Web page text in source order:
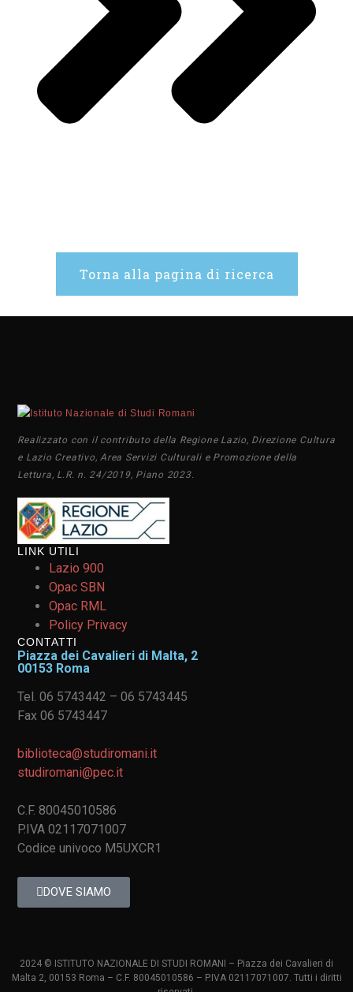
Torna alla pagina di ricerca
Realizzato con il contributo della Regione Lazio, Direzione Cultura
e Lazio Creativo, Area Servizi Culturali e Promozione della
Lettura, L.R. n. 24/2019, Piano 2023.
LINK UTILI
Lazio 900
Opac SBN
Opac RML
Policy Privacy
CONTATTI
Piazza dei Cavalieri di Malta, 2
00153 Roma
Tel. 06 5743442 – 06 5743445
Fax 06 5743447
biblioteca@studiromani.it
studiromani@pec.it
C.F. 80045010586
P.IVA 02117071007
Codice univoco M5UXCR1
DOVE SIAMO
2024 © ISTITUTO NAZIONALE DI STUDI ROMANI – Piazza dei Cavalieri di
Malta 2, 00153 Roma – C.F. 80045010586 – P.IVA 02117071007. Tutti i diritti